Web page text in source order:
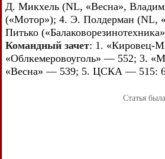
Д. Микхель (NL, «Весна»,
(«Мотор»); 4. Э. Полдерман (NL,
Питько
Командный зачет: 1.
«Облкемеровоуголь» — 552; 3.
«Весна» — 539; 5. ЦСКА — 515:
Статья